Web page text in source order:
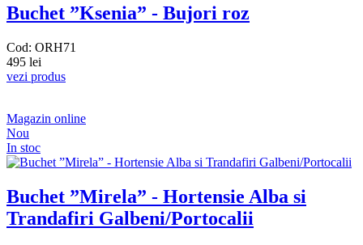
Buchet ”Ksenia” - Bujori roz
Cod: ORH71
495 lei
vezi produs
Magazin online
Nou
In stoc
Buchet ”Mirela” - Hortensie Alba si
Trandafiri Galbeni/Portocalii